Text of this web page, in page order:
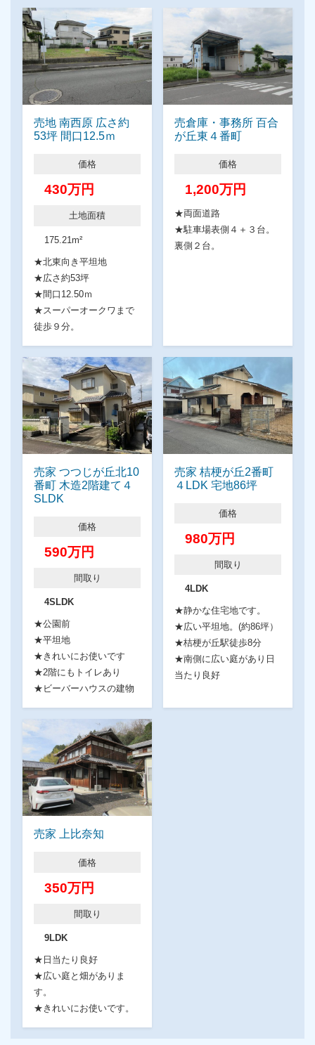
売地 南西原 広さ約
53坪 間口12.5ｍ
価格
430万円
土地面積
175.21m²
★北東向き平坦地
★広さ約53坪
★間口12.50ｍ
★スーパーオークワまで
徒歩９分。
売倉庫・事務所 百合
が丘東４番町
価格
1,200万円
★両面道路
★駐車場表側４＋３台。
裏側２台。
売家 つつじが丘北10
番町 木造2階建て４
SLDK
価格
590万円
間取り
4SLDK
★公園前
★平坦地
★きれいにお使いです
★2階にもトイレあり
★ビーバーハウスの建物
売家 桔梗が丘2番町
４LDK 宅地86坪
価格
980万円
間取り
4LDK
★静かな住宅地です。
★広い平坦地。(約86坪）
★桔梗が丘駅徒歩8分
★南側に広い庭があり日
当たり良好
売家 上比奈知
価格
350万円
間取り
9LDK
★日当たり良好
★広い庭と畑がありま
す。
★きれいにお使いです。